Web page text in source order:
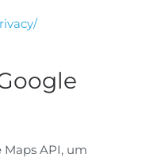
Maps API, um